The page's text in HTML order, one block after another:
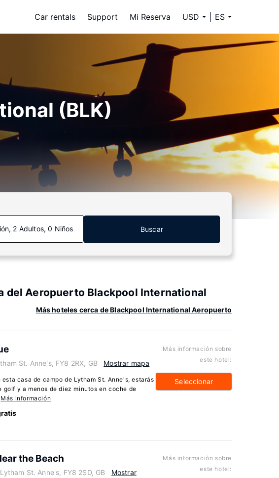
Car rentals Support Mi Reserva USD ES
(BLK)
2 Adultos, 0 Niños Buscar
del Aeropuerto Blackpool International
Más hoteles cerca de Blackpool International Aeropuerto
St. Anne's, FY8 2RX, GB Mostrar mapa
casa de campo de Lytham St. Anne's, estarás
golf y a menos de diez minutos en coche de
Más información
Más información sobre
este hotel:
Seleccionar
the Beach
St. Anne's, FY8 2SD, GB
Mostrar
Más información sobre
este hotel: